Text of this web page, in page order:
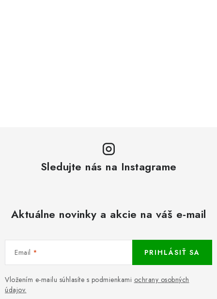
Sledujte nás na Instagrame
Aktuálne novinky a akcie na váš e-mail
Email
Vložením e-mailu súhlasíte s podmienkami ochrany osobných
údajov.
PRIHLÁSIŤ SA